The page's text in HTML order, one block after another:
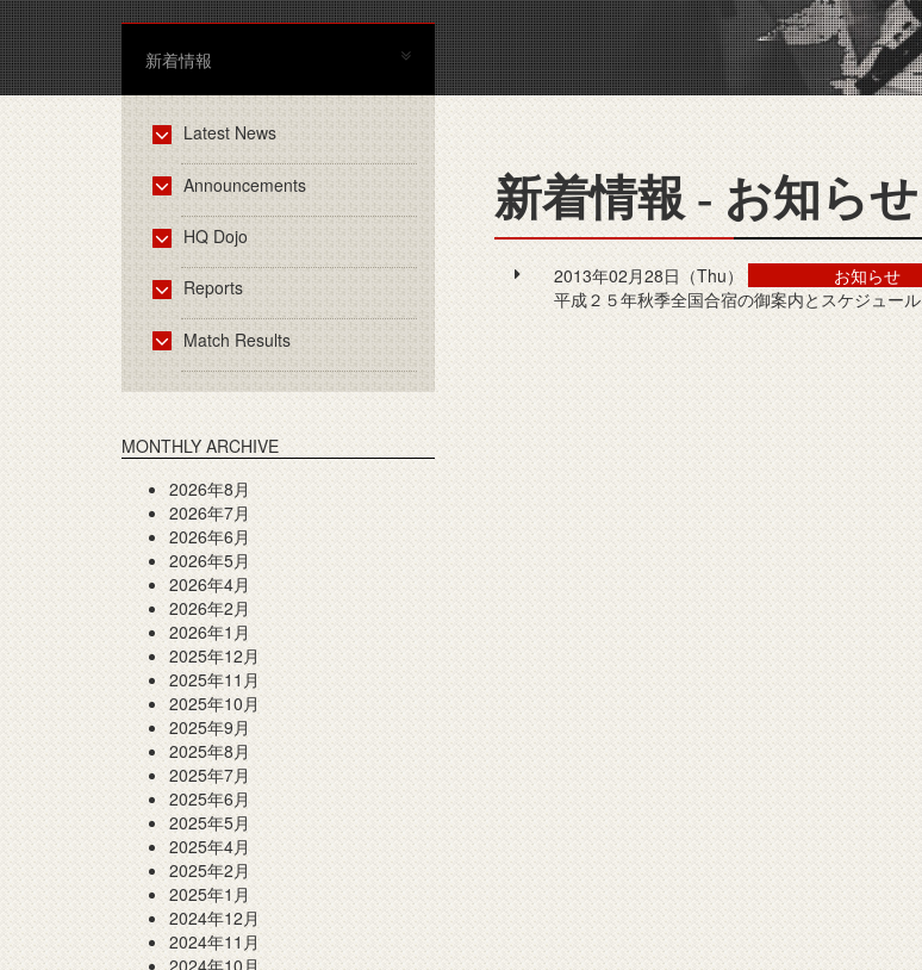
新着情報
新着情報 - お知らせ
2013年02月28日（Thu）
お知らせ
平成２５年秋季全国合宿の御案内とスケジュール
Latest News
Announcements
HQ Dojo
Reports
Match Results
MONTHLY ARCHIVE
2026年8月
2026年7月
2026年6月
2026年5月
2026年4月
2026年2月
2026年1月
2025年12月
2025年11月
2025年10月
2025年9月
2025年8月
2025年7月
2025年6月
2025年5月
2025年4月
2025年2月
2025年1月
2024年12月
2024年11月